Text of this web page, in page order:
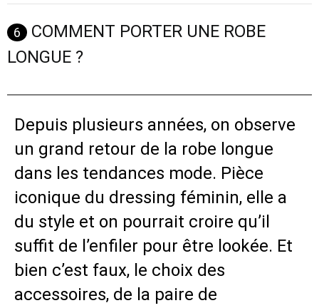
6
COMMENT PORTER UNE ROBE
LONGUE ?
Depuis plusieurs années, on observe
un grand retour de la robe longue
dans les tendances mode. Pièce
iconique du dressing féminin, elle a
du style et on pourrait croire qu’il
suffit de l’enfiler pour être lookée. Et
bien c’est faux, le choix des
accessoires, de la paire de